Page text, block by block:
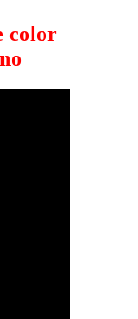
color